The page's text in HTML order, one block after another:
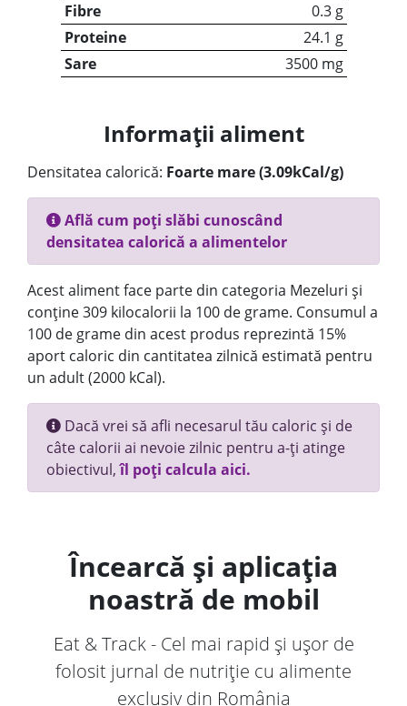
Fibre
0.3 g
Proteine
24.1 g
Sare
3500 mg
Informații aliment
Densitatea calorică: Foarte mare (3.09kCal/g)
Află cum poți slăbi cunoscând
densitatea calorică a alimentelor
Acest aliment face parte din categoria Mezeluri și
conține 309 kilocalorii la 100 de grame. Consumul a
100 de grame din acest produs reprezintă 15%
aport caloric din cantitatea zilnică estimată pentru
un adult (2000 kCal).
Dacă vrei să afli necesarul tău caloric și de
câte calorii ai nevoie zilnic pentru a-ți atinge
obiectivul,îl poți calcula aici.
Încearcă și aplicația
noastră de mobil
Eat & Track - Cel mai rapid și ușor de
folosit jurnal de nutriție cu alimente
exclusiv din România